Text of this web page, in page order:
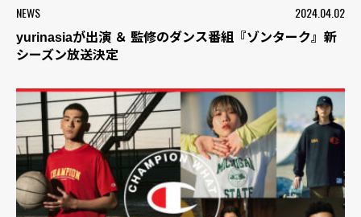
NEWS 2024.04.02
yurinasiaが出演 ＆ 監修のダンス番組『ゾンターク』新
シーズン放送決定